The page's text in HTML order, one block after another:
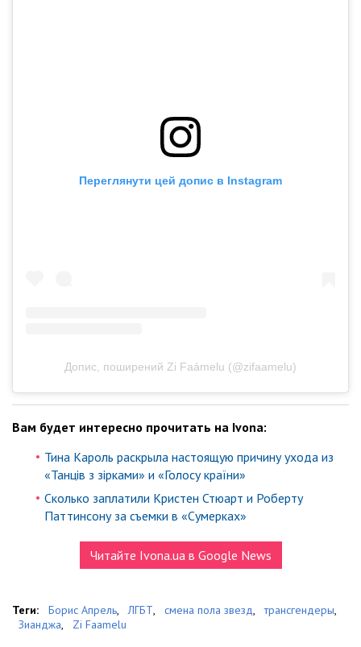
Переглянути цей допис в Instagram
Допис, поширений Zi Faámelu (@zifaamelu)
Вам будет интересно прочитать на Ivona:
Тина Кароль раскрыла настоящую причину ухода из
«Танців з зірками» и «Голосу країни»
Сколько заплатили Кристен Стюарт и Роберту
Паттинсону за съемки в «Сумерках»
Читайте Ivona.ua в Google News
Теги: Борис Апрель ЛГБТ смена пола звезд трансгендеры
Зианджа
Zi Faamelu